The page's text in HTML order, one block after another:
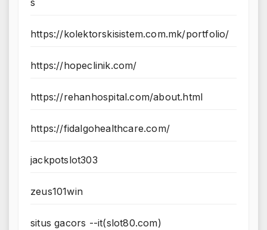
s
https://kolektorskisistem.com.mk/portfolio/
https://hopeclinik.com/
https://rehanhospital.com/about.html
https://fidalgohealthcare.com/
jackpotslot303
zeus101win
situs gacors --it(slot80.com)